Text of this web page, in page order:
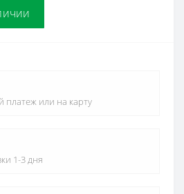
платеж или на карту
1-3 дня